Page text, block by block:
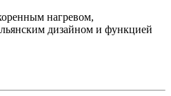
нагревом,
дизайном и функцией